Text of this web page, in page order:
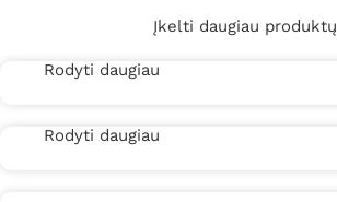
Įkelti daugiau produktų
Rodyti daugiau
Rodyti daugiau